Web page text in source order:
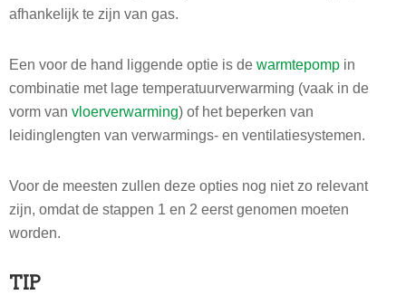
afhankelijk te zijn van gas.
Een voor de hand liggende optie is de warmtepomp in
combinatie met lage temperatuurverwarming (vaak in de
vorm van vloerverwarming) of het beperken van
leidinglengten van verwarmings- en ventilatiesystemen.
Voor de meesten zullen deze opties nog niet zo relevant
zijn, omdat de stappen 1 en 2 eerst genomen moeten
worden.
TIP